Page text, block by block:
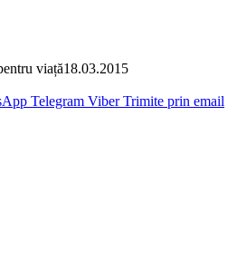
viață18.03.2015
Telegram Viber Trimite prin email